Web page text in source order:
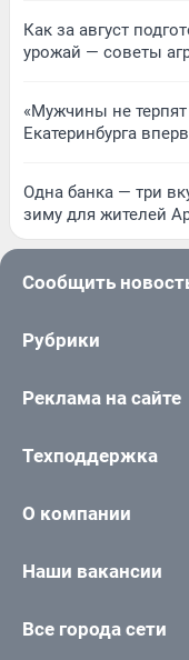
Как за август
урожай — советы
«Мужчины не
Екатеринбурга
Одна банка — три
зиму для жителей
Сообщить
Рубрики
Реклама на сайте
Техподдержка
О компании
Наши вакансии
Все города сети